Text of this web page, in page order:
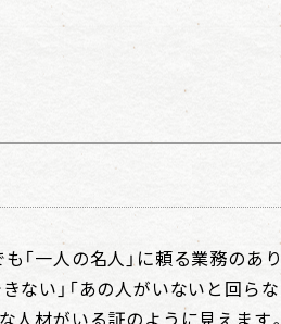
「一人の名人」に頼る業務のあり
ない」「あの人がいないと回らな
人材がいる証のように見えます。